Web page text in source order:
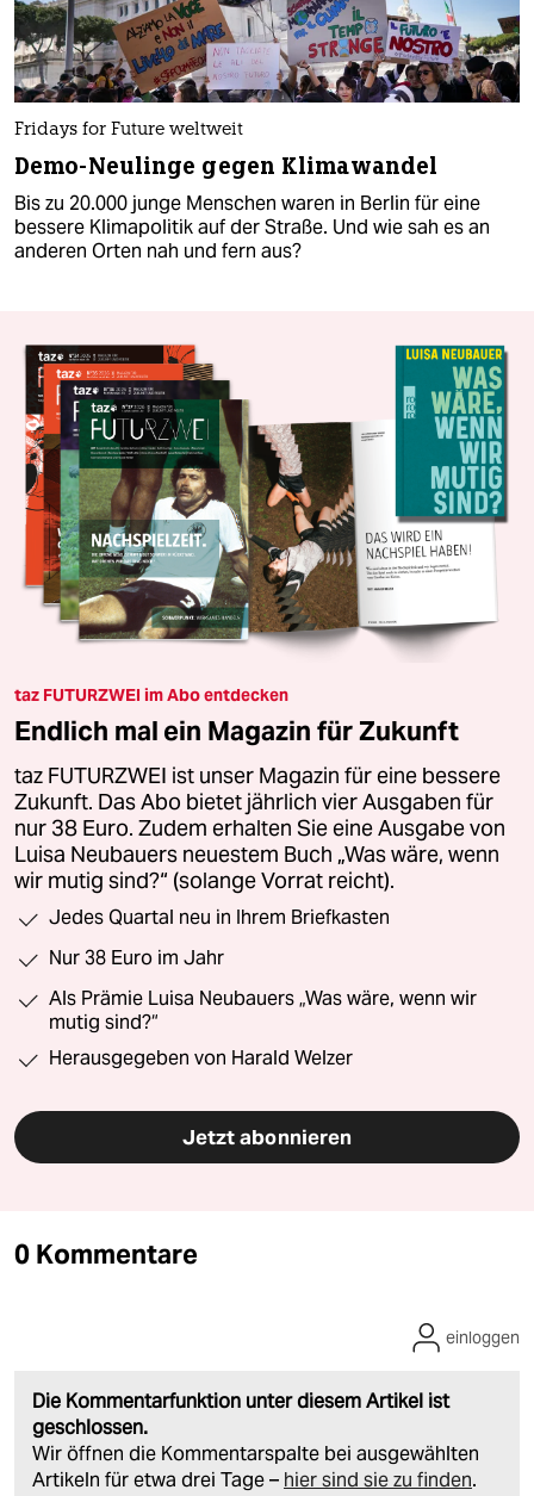
Fridays for Future weltweit
Demo-Neulinge gegen Klimawandel
Bis zu 20.000 junge Menschen waren in Berlin für eine
bessere Klimapolitik auf der Straße. Und wie sah es an
anderen Orten nah und fern aus?
taz FUTURZWEI im Abo entdecken
Endlich mal ein Magazin für Zukunft
taz FUTURZWEI ist unser Magazin für eine bessere
Zukunft. Das Abo bietet jährlich vier Ausgaben für
nur 38 Euro. Zudem erhalten Sie eine Ausgabe von
Luisa Neubauers neuestem Buch „Was wäre, wenn
wir mutig sind?“ (solange Vorrat reicht).
Jedes Quartal neu in Ihrem Briefkasten
Nur 38 Euro im Jahr
Als Prämie Luisa Neubauers „Was wäre, wenn wir
mutig sind?“
Herausgegeben von Harald Welzer
Jetzt abonnieren
0 Kommentare
Die Kommentarfunktion unter diesem Artikel ist
geschlossen.
Wir öffnen die Kommentarspalte bei ausgewählten
Artikeln für etwa drei Tage – hier sind sie zu finden.
einloggen